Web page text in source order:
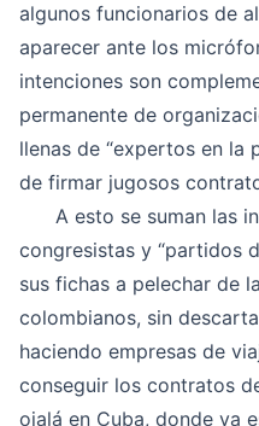
algunos funcionarios de
aparecer ante los
intenciones son
permanente de
llenas de “expertos en la
de firmar jugosos
A esto se suman las
congresistas y “partidos
sus fichas a pelechar de
colombianos, sin
haciendo empresas de
conseguir los contratos
ojalá en Cuba, donde ya